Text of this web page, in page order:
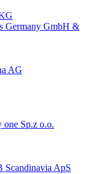
Germany GmbH &
AG
one Sp.z o.o.
Scandinavia ApS